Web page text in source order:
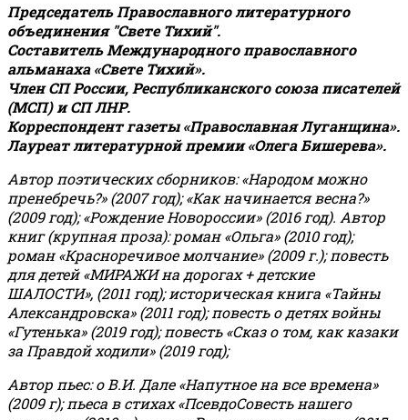
Председатель Православного литературного
объединения "Свете Тихий".
Составитель Международного православного
альманаха «Свете Тихий».
Член СП России, Республиканского союза писателей
(МСП) и СП ЛНР.
Корреспондент газеты «Православная Луганщина».
Лауреат литературной премии «Олега Бишерева».
Автор поэтических сборников: «Народом можно
пренебречь?» (2007 год); «Как начинается весна?»
(2009 год); «Рождение Новороссии» (2016 год). Автор
книг (крупная проза): роман «Ольга» (2010 год);
роман «Красноречивое молчание» (2009 г.); повесть
для детей «МИРАЖИ на дорогах + детские
ШАЛОСТИ», (2011 год); историческая книга «Тайны
Александровска» (2011 год); повесть о детях войны
«Гутенька» (2019 год); повесть «Сказ о том, как казаки
за Правдой ходили» (2019 год);
Автор пьес: о В.И. Дале «Напутное на все времена»
(2009 г); пьеса в стихах «ПсевдоСовесть нашего